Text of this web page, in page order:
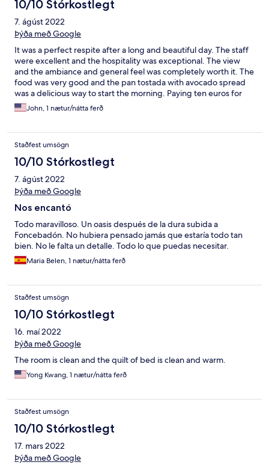
10/10 Stórkostlegt
7. ágúst 2022
Þýða með Google
It was a perfect respite after a long and beautiful day. The staff
were excellent and the hospitality was exceptional. The view
and the ambiance and general feel was completely worth it. The
food was very good and the pan tostada with avocado spread
was a delicious way to start the morning. Paying ten euros for
getting our wash done was a nice treat and made the stay even
better. Miguel Angel in particular was awesome. Overall a fun
experience. Muchas Gracias!
John, 1 nætur/nátta ferð
Staðfest umsögn
10/10 Stórkostlegt
7. ágúst 2022
Þýða með Google
Nos encantó
Todo maravilloso. Un oasis después de la dura subida a
Foncebadón. No hubiera pensado jamás que estaría todo tan
bien. No le falta un detalle. Todo lo que puedas necesitar.
Maria Belen, 1 nætur/nátta ferð
Staðfest umsögn
10/10 Stórkostlegt
16. maí 2022
Þýða með Google
The room is clean and the quilt of bed is clean and warm.
Yong Kwang, 1 nætur/nátta ferð
Staðfest umsögn
10/10 Stórkostlegt
17. mars 2022
Þýða með Google